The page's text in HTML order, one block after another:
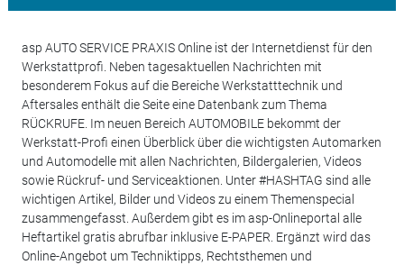
asp AUTO SERVICE PRAXIS Online ist der Internetdienst für den
Werkstattprofi. Neben tagesaktuellen Nachrichten mit
besonderem Fokus auf die Bereiche Werkstatttechnik und
Aftersales enthält die Seite eine Datenbank zum Thema
RÜCKRUFE. Im neuen Bereich AUTOMOBILE bekommt der
Werkstatt-Profi einen Überblick über die wichtigsten Automarken
und Automodelle mit allen Nachrichten, Bildergalerien, Videos
sowie Rückruf- und Serviceaktionen. Unter #HASHTAG sind alle
wichtigen Artikel, Bilder und Videos zu einem Themenspecial
zusammengefasst. Außerdem gibt es im asp-Onlineportal alle
Heftartikel gratis abrufbar inklusive E-PAPER. Ergänzt wird das
Online-Angebot um Techniktipps, Rechtsthemen und